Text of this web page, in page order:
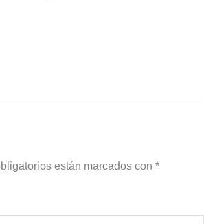
están marcados con *